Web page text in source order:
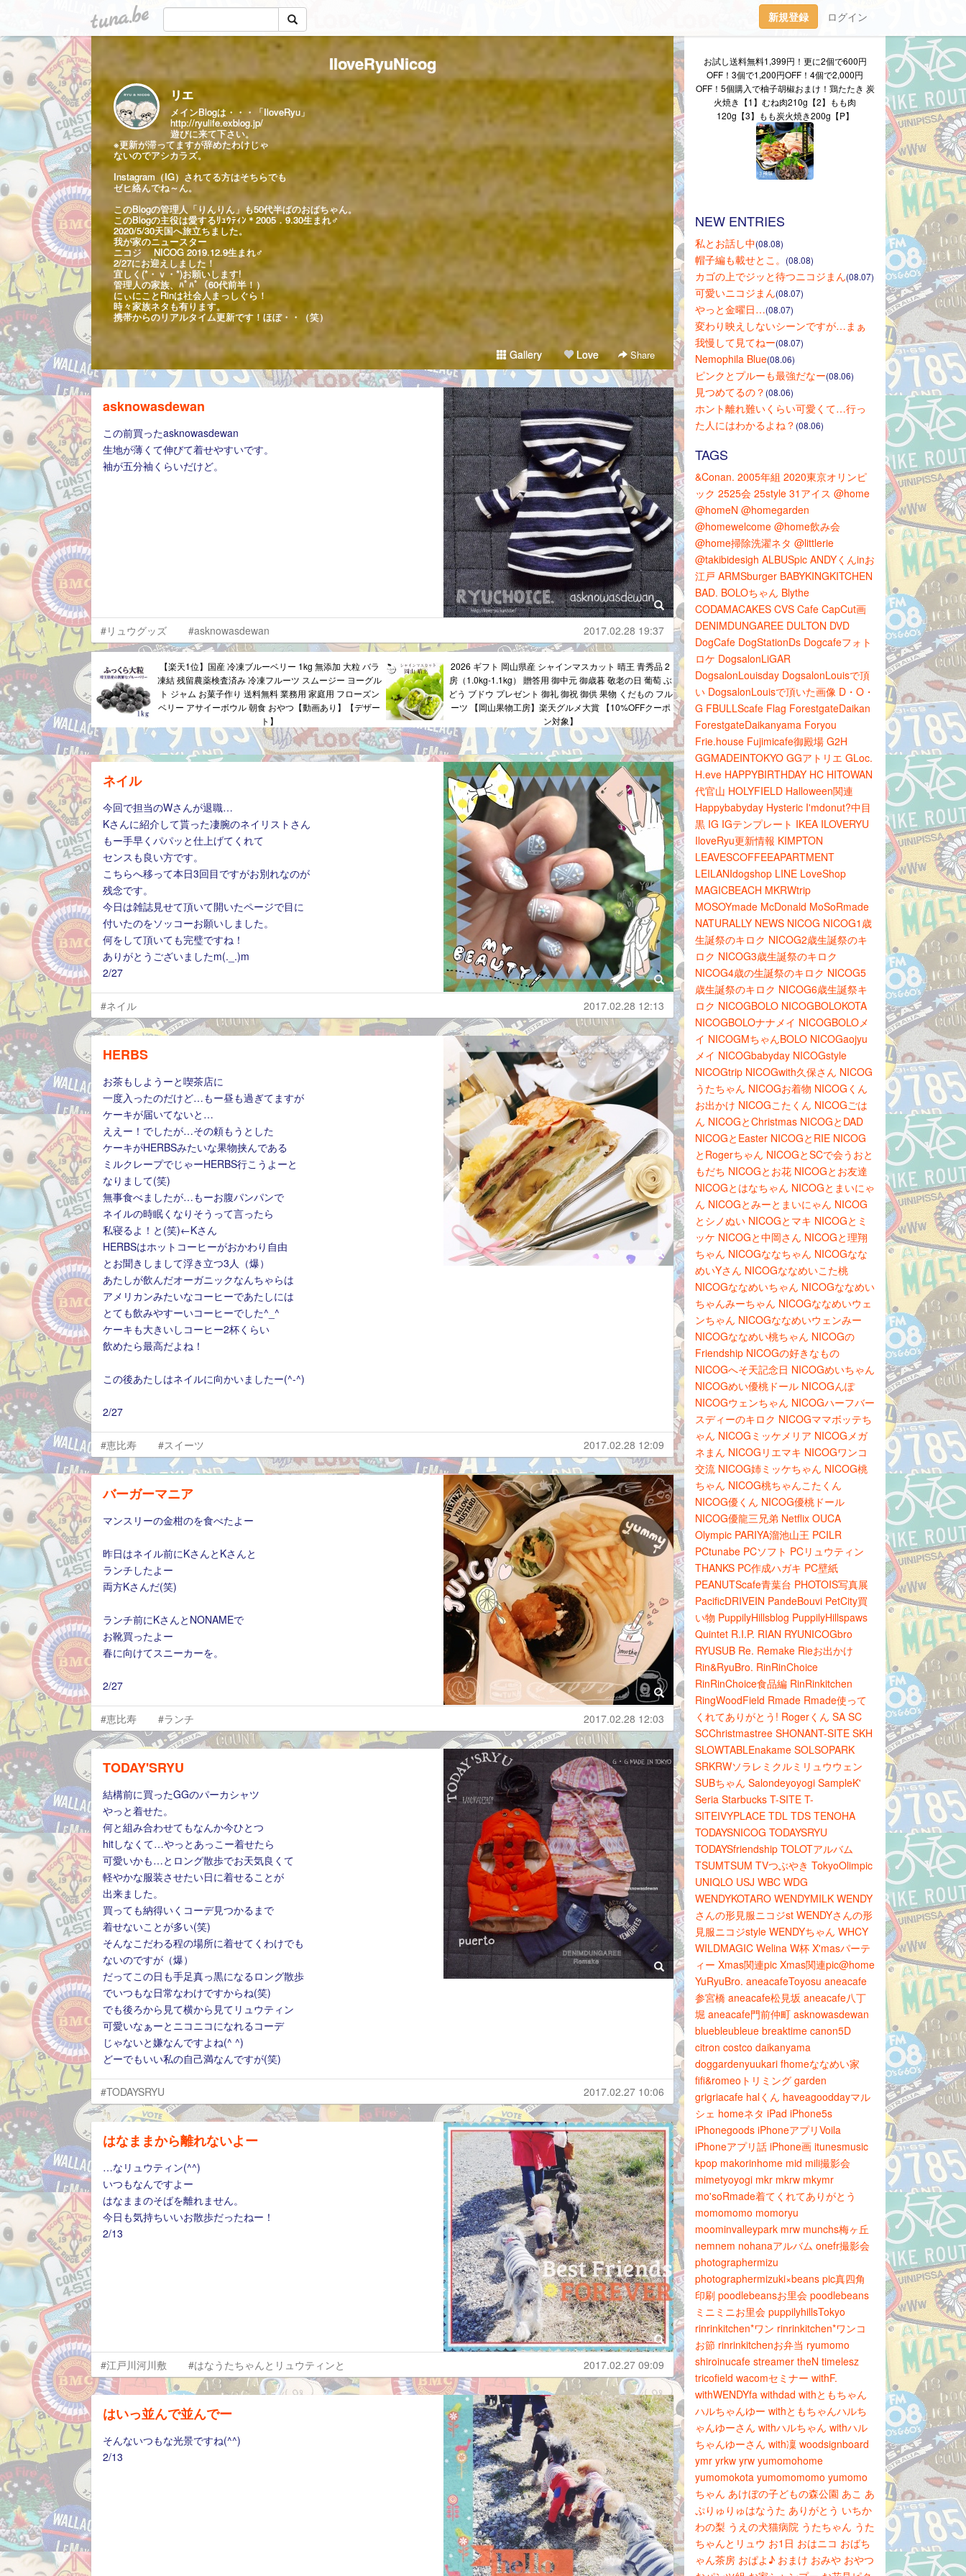
tuna.be 新規登録 ログイン
IloveRyuNicog
リエ
メインBlogは・・・「IloveRyu」
http://ryulife.exblog.jp/
遊びに来て下さい。
※更新が滞ってますが辞めたわけじゃ
ないのでアシカラズ。
Instagram（IG）されてる方はそちらでも
ゼヒ絡んでね～ん。
このBlogの管理人「りんりん」も50代半ばのおばちゃん。
このBlogの主役は愛するﾘｭｳﾃｨﾝ＊2005．9.30生まれ♂
2020/5/30天国へ旅立ちました。
我が家のニュースター
ニコジ NICOG 2019.12.9生まれ♂
2/27にお迎えしました！
宜しく(*・ｖ・*)お願いします!
管理人の家族、ﾊﾟﾊﾟ（60代前半！）
にぃにことRinは社会人まっしぐら！
時々家族ネタも有ります。
携帯からのリアルタイム更新です！ほぼ・・（笑）
Gallery Love Share
asknowasdewan
この前買ったasknowasdewan
生地が薄くて伸びて着せやすいです。
袖が五分袖くらいだけど。
#リュウグッズ #asknowasdewan 2017.02.28 19:37
【楽天1位】国産 冷凍ブルーベリー 1kg 無添加 大粒 バラ
凍結 残留農薬検査済み 冷凍フルーツ スムージー ヨーグル
ト ジャム お菓子作り 送料無料 業務用 家庭用 フローズン
ベリー アサイーボウル 朝食 おやつ【動画あり】【デザー
ト】
2026 ギフト 岡山県産 シャインマスカット 晴王 青秀品 2
房（1.0kg-1.1kg） 贈答用 御中元 御歳暮 敬老の日 葡萄 ぶ
どう ブドウ プレゼント 御礼 御祝 御供 果物 くだもの フル
ーツ 【岡山果物工房】楽天グルメ大賞 【10%OFFクーポ
ン対象】
ネイル
今回で担当のWさんが退職…
Kさんに紹介して貰った凄腕のネイリストさん
もー手早くパパッと仕上げてくれて
センスも良い方です。
こちらへ移って本日3回目ですがお別れなのが
残念です。
今日は雑誌見せて頂いて開いたページで目に
付いたのをソッコーお願いしました。
何をして頂いても完璧ですね！
ありがとうございましたm(._.)m
2/27
#ネイル 2017.02.28 12:13
HERBS
お茶もしようーと喫茶店に
一度入ったのだけど…もー昼も過ぎてますが
ケーキが届いてないと…
ええー！でしたが…その頼もうとした
ケーキがHERBSみたいな果物挟んである
ミルクレープでじゃーHERBS行こうよーと
なりまして(笑)
無事食べましたが…もーお腹パンパンで
ネイルの時眠くなりそうって言ったら
私寝るよ！と(笑)←Kさん
HERBSはホットコーヒーがおかわり自由
とお聞きしまして浮き立つ3人（爆）
あたしが飲んだオーガニックなんちゃらは
アメリカンみたいなコーヒーであたしには
とても飲みやすーいコーヒーでした^_^
ケーキも大きいしコーヒー2杯くらい
飲めたら最高だよね！
この後あたしはネイルに向かいましたー(^-^)
2/27
#恵比寿 #スイーツ 2017.02.28 12:09
バーガーマニア
マンスリーの金柑のを食べたよー
昨日はネイル前にKさんとKさんと
ランチしたよー
両方Kさんだ(笑)
ランチ前にKさんとNONAMEで
お靴買ったよー
春に向けてスニーカーを。
2/27
#恵比寿 #ランチ 2017.02.28 12:03
TODAY'SRYU
結構前に買ったGGのパーカシャツ
やっと着せた。
何と組み合わせてもなんか今ひとつ
hitしなくて…やっとあっこー着せたら
可愛いかも…とロング散歩でお天気良くて
軽やかな服装させたい日に着せることが
出来ました。
買っても納得いくコーデ見つかるまで
着せないことが多い(笑)
そんなこだわる程の場所に着せてくわけでも
ないのですが（爆）
だってこの日も手足真っ黒になるロング散歩
でいつもな日常なわけですからね(笑)
でも後ろから見て横から見てリュウティン
可愛いなぁーとニコニコになれるコーデ
じゃないと嫌なんですよね(^ ^)
どーでもいい私の自己満なんですが(笑)
#TODAYSRYU 2017.02.27 10:06
はなままから離れないよー
…なリュウティン(^^)
いつもなんですよー
はなままのそばを離れません。
今日も気持ちいいお散歩だったねー！
2/13
#江戸川河川敷 #はなうたちゃんとリュウティンと 2017.02.27 09:09
はいっ並んで並んでー
そんないつもな光景ですね(^^)
2/13
お試し送料無料1,399円！更に2個で600円
OFF！3個で1,200円OFF！4個で2,000円
OFF！5個購入で柚子胡椒おまけ！鶏たたき 炭
火焼き【1】むね肉210g【2】もも肉
120g【3】もも炭火焼き200g【P】
NEW ENTRIES
私とお話し中(08.08)
帽子編も載せとこ。 (08.08)
カゴの上でジッと待つニコジまん(08.07)
可愛いニコジまん(08.07)
やっと金曜日…(08.07)
変わり映えしないシーンですが…まぁ
我慢して見てねー(08.07)
Nemophila Blue(08.06)
ピンクとプルーも最強だなー(08.06)
見つめてるの？ (08.06)
ホント離れ難いくらい可愛くて…行っ
た人にはわかるよね？ (08.06)
TAGS
&Conan. 2005年組 2020東京オリンピ
ック 2525会 25style 31アイス @home
@homeN @homegarden
@homewelcome @home飲み会
@home掃除洗濯ネタ @littlerie
@takibidesigh ALBUSpic ANDYくんinお
江戸 ARMSburger BABYKINGKITCHEN
BAD. BOLOちゃん Blythe
CODAMACAKES CVS Cafe CapCut画
DENIMDUNGAREE DULTON DVD
DogCafe DogStationDs Dogcafeフォト
ロケ DogsalonLiGAR
DogsalonLouisday DogsalonLouisで頂
い DogsalonLouisで頂いた画像 D・O・
G FBULLScafe Flag ForestgateDaikan
ForestgateDaikanyama Foryou
Frie.house Fujimicafe御殿場 G2H
GGMADEINTOKYO GGアトリエ GLoc.
H.eve HAPPYBIRTHDAY HC HITOWAN
代官山 HOLYFIELD Halloween関連
Happybabyday Hysteric I'mdonut?中目
黒 IG IGテンプレート IKEA ILOVERYU
IloveRyu更新情報 KIMPTON
LEAVESCOFFEEAPARTMENT
LEILANIdogshop LINE LoveShop
MAGICBEACH MKRWtrip
MOSOYmade McDonald MoSoRmade
NATURALLY NEWS NICOG NICOG1歳
生誕祭のキロク NICOG2歳生誕祭のキ
ロク NICOG3歳生誕祭のキロク
NICOG4歳の生誕祭のキロク NICOG5
歳生誕祭のキロク NICOG6歳生誕祭キ
ロク NICOGBOLO NICOGBOLOKOTA
NICOGBOLOナナメイ NICOGBOLOメ
イ NICOGMちゃんBOLO NICOGaojyu
メイ NICOGbabyday NICOGstyle
NICOGtrip NICOGwith久保さん NICOG
うたちゃん NICOGお着物 NICOGくん
お出かけ NICOGこたくん NICOGごは
ん NICOGとChristmas NICOGとDAD
NICOGとEaster NICOGとRIE NICOG
とRogerちゃん NICOGとSCで会うおと
もだち NICOGとお花 NICOGとお友達
NICOGとはなちゃん NICOGとまいにゃ
ん NICOGとみーとまいにゃん NICOG
とシノぬい NICOGとマキ NICOGとミ
ッケ NICOGと中岡さん NICOGと理翔
ちゃん NICOGななちゃん NICOGなな
めいYさん NICOGななめいこた桃
NICOGななめいちゃん NICOGななめい
ちゃんみーちゃん NICOGななめいウェ
ンちゃん NICOGななめいウェンみー
NICOGななめい桃ちゃん NICOGの
Friendship NICOGの好きなもの
NICOGへそ天記念日 NICOGめいちゃん
NICOGめい優桃ドール NICOGんぽ
NICOGウェンちゃん NICOGハーフバー
スディーのキロク NICOGママボッテち
ゃん NICOGミッケメリア NICOGメガ
ネまん NICOGリエマキ NICOGワンコ
交流 NICOG姉ミッケちゃん NICOG桃
ちゃん NICOG桃ちゃんこたくん
NICOG優くん NICOG優桃ドール
NICOG優龍三兄弟 Netflix OUCA
Olympic PARIYA溜池山王 PCILR
PCtunabe PCソフト PCリュウティン
THANKS PC作成ハガキ PC壁紙
PEANUTScafe青葉台 PHOTOIS写真展
PacificDRIVEIN PandeBouvi PetCity買
い物 PuppilyHillsblog PuppilyHillspaws
Quintet R.I.P. RIAN RYUNICOGbro
RYUSUB Re. Remake Rieお出かけ
Rin&RyuBro. RinRinChoice
RinRinChoice食品編 RinRinkitchen
RingWoodField Rmade Rmade使って
くれてありがとう! Rogerくん SA SC
SCChristmastree SHONANT-SITE SKH
SLOWTABLEnakame SOLSOPARK
SRKRWソラレミクルミリュウウェン
SUBちゃん Salondeyoyogi SampleK'
Seria Starbucks T-SITE T-
SITEIVYPLACE TDL TDS TENOHA
TODAYSNICOG TODAYSRYU
TODAYSfriendship TOLOTアルバム
TSUMTSUM TVつぶやき TokyoOlimpic
UNIQLO USJ WBC WDG
WENDYKOTARO WENDYMILK WENDY
さんの形見服ニコジst WENDYさんの形
見服ニコジstyle WENDYちゃん WHCY
WILDMAGIC Welina W杯 X'masパーテ
ィー Xmas関連pic Xmas関連pic@home
YuRyuBro. aneacafeToyosu aneacafe
参宮橋 aneacafe松見坂 aneacafe八丁
堀 aneacafe門前仲町 asknowasdewan
bluebleubleue breaktime canon5D
citron costco daikanyama
doggardenyuukari fhomeななめい家
fifi&romeoトリミング garden
grigriacafe halくん haveagooddayマル
シェ homeネタ iPad iPhone5s
iPhonegoods iPhoneアプリVoila
iPhoneアプリ話 iPhone画 itunesmusic
kpop makorinhome mid mili撮影会
mimetyoyogi mkr mkrw mkymr
mo'soRmade着てくれてありがとう
momomomo momoryu
moominvalleypark mrw munchs梅ヶ丘
nemnem nohanaアルバム onefr撮影会
photographermizu
photographermizuki×beans pic真四角
印刷 poodlebeansお里会 poodlebeans
ミニミニお里会 puppilyhillsTokyo
rinrinkitchen*ワン rinrinkitchen*ワンコ
お節 rinrinkitchenお弁当 ryumomo
shiroinucafe streamer theN timelesz
tricofield wacomセミナー withF.
withWENDYfa withdad withともちゃん
ハルちゃんゆー withともちゃんハルち
ゃんゆーさん withハルちゃん withハル
ちゃんゆーさん with凜 woodsignboard
ymr yrkw yrw yumomohome
yumomokota yumomomomo yumomo
ちゃん あけぼの子どもの森公園 あこ あ
ぷりゅりゅはなうた ありがとう いちか
わの梨 うえの犬猫病院 うたちゃん うた
ちゃんとリュウ お1日 おはニコ おばち
ゃん茶房 おぱよ♪ おまけ おみや おやつ